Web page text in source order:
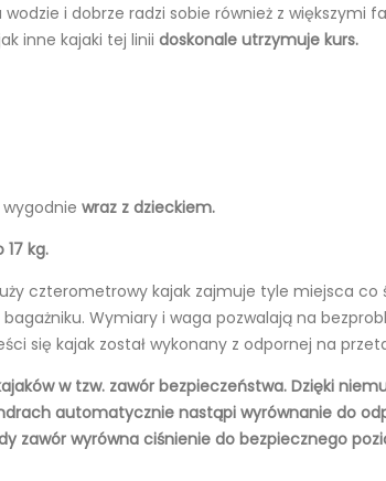
i dobrze radzi sobie również z
inne kajaki tej linii doskonale utrzymuje kurs.
wraz z dzieckiem.
17 kg.
czterometrowy kajak zajmuje tyle miejsca
Wymiary i waga pozwalają na
się kajak został wykonany z odpornej na
w tzw. zawór bezpieczeństwa. Dzięki
automatycznie nastąpi wyrównanie do
zawór wyrówna ciśnienie do bezpiecznego